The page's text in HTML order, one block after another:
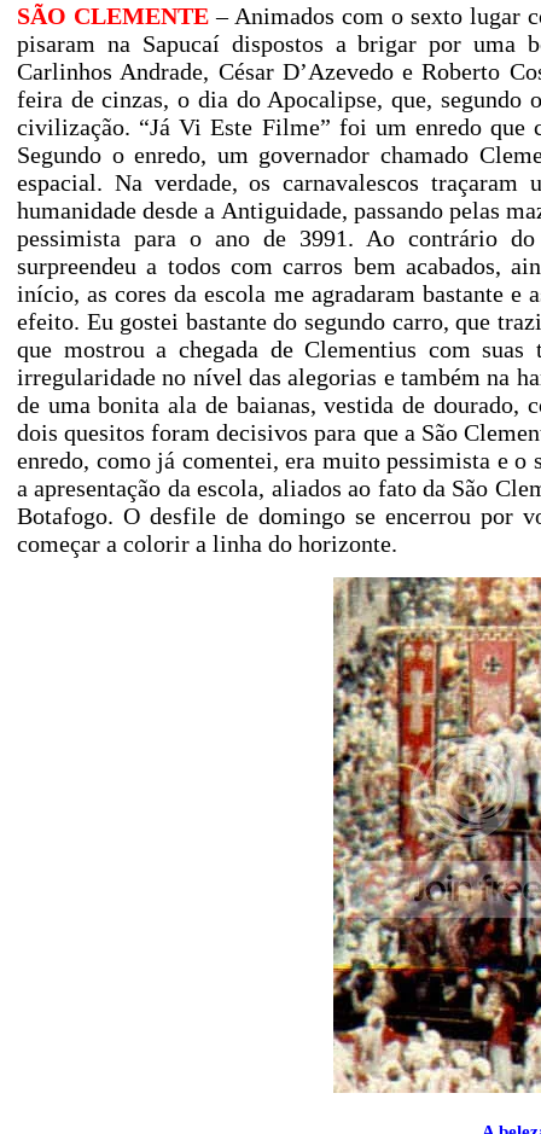
SÃO CLEMENTE – Animados com o sexto lugar
pisaram na Sapucaí dispostos a brigar por uma
Carlinhos Andrade, César D’Azevedo e Roberto
feira de cinzas, o dia do Apocalipse, que, segundo
civilização. “Já Vi Este Filme” foi um enredo que
Segundo o enredo, um governador chamado
espacial. Na verdade, os carnavalescos
humanidade desde a Antiguidade, passando pelas
pessimista para o ano de 3991. Ao contrário do
surpreendeu a todos com carros bem acabados,
início, as cores da escola me agradaram bastante
efeito. Eu gostei bastante do segundo carro, que
que mostrou a chegada de Clementius com
irregularidade no nível das alegorias e também na
de uma bonita ala de baianas, vestida de dourado,
dois quesitos foram decisivos para que a São
enredo, como já comentei, era muito pessimista e
a apresentação da escola, aliados ao fato da São
Botafogo. O desfile de domingo se encerrou por
começar a colorir a linha do horizonte.